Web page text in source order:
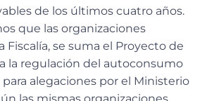
de los últimos cuatro años.
que las organizaciones
Fiscalía, se suma el Proyecto de
la regulación del autoconsumo
alegaciones por el Ministerio